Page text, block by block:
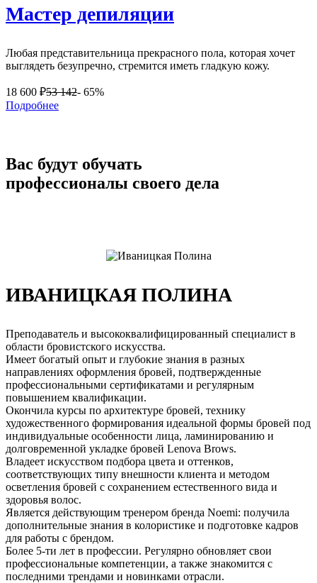
Мастер депиляции
Любая представительница прекрасного пола, которая хочет
выглядеть безупречно, стремится иметь гладкую кожу.
18 600 ₽53 142- 65%
Подробнее
Вас будут обучать
профессионалы своего дела
ИВАНИЦКАЯ ПОЛИНА
Преподаватель и высококвалифицированный специалист в
области бровистского искусства.
Имеет богатый опыт и глубокие знания в разных
направлениях оформления бровей, подтвержденные
профессиональными сертификатами и регулярным
повышением квалификации.
Окончила курсы по архитектуре бровей, технику
художественного формирования идеальной формы бровей под
индивидуальные особенности лица, ламинированию и
долговременной укладке бровей Lenova Brows.
Владеет искусством подбора цвета и оттенков,
соответствующих типу внешности клиента и методом
осветления бровей с сохранением естественного вида и
здоровья волос.
Является действующим тренером бренда Noemi: получила
дополнительные знания в колористике и подготовке кадров
для работы с брендом.
Более 5-ти лет в профессии. Регулярно обновляет свои
профессиональные компетенции, а также знакомится с
последними трендами и новинками отрасли.